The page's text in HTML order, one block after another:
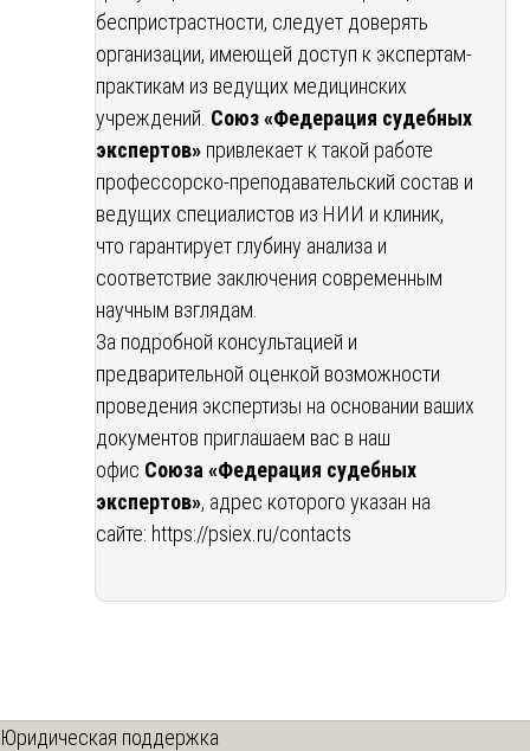
беспристрастности, следует доверять
организации, имеющей доступ к экспертам-
практикам из ведущих медицинских
учреждений. Союз «Федерация судебных
экспертов» привлекает к такой работе
профессорско-преподавательский состав и
ведущих специалистов из НИИ и клиник,
что гарантирует глубину анализа и
соответствие заключения современным
научным взглядам.
За подробной консультацией и
предварительной оценкой возможности
проведения экспертизы на основании ваших
документов приглашаем вас в наш
офис Союза «Федерация судебных
экспертов», адрес которого указан на
сайте: https://psiex.ru/contacts
Юридическая поддержка